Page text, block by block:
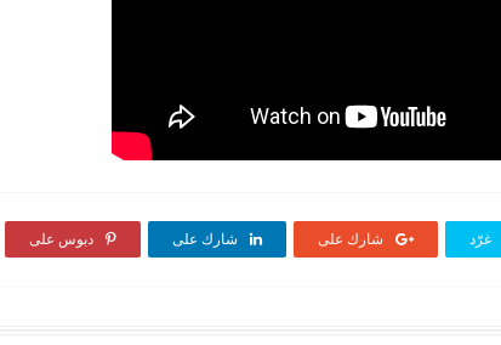
غرّد شارك على شارك على دبوس على